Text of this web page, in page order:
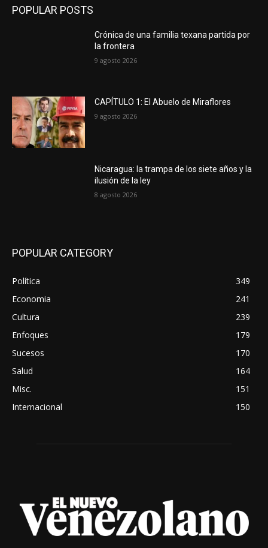
POPULAR POSTS
Crónica de una familia texana partida por
la frontera
9 agosto 2026
CAPÍTULO 1: El Abuelo de Miraflores
9 agosto 2026
Nicaragua: la trampa de los siete años y la
ilusión de la ley
8 agosto 2026
POPULAR CATEGORY
Política
349
Economia
241
Cultura
239
Enfoques
179
Sucesos
170
Salud
164
Misc.
151
Internacional
150